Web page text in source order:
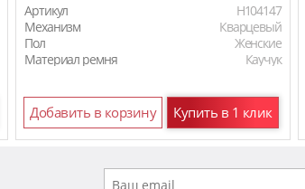
Артикул
H104147
Механизм
Кварцевый
Пол
Женские
Материал ремня
Каучук
Добавить в корзину Купить в 1 клик